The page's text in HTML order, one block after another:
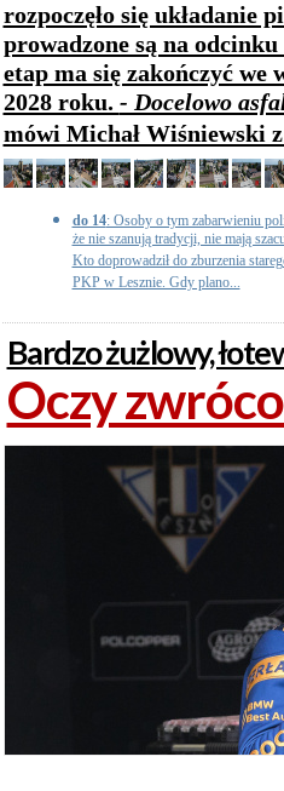
rozpoczęło się układanie
prowadzone są na
etap ma się zakończyć we
2028 roku. - Docelowo
mówi Michał Wiśniewski
do 14: Osoby o tym zabarwieniu
że nie szanują tradycji, nie mają
Kto doprowadził do zburzenia
PKP w Lesznie. Gdy plano...
Bardzo żużlowy,
Oczy